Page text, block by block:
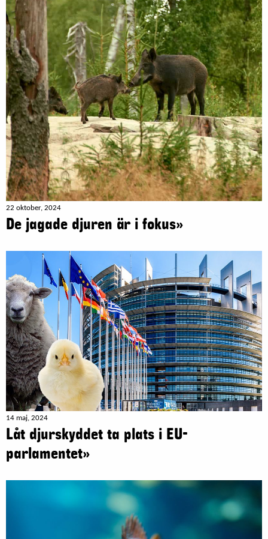
22 oktober, 2024
De jagade djuren är i fokus»
14 maj, 2024
Låt djurskyddet ta plats i EU-
parlamentet»